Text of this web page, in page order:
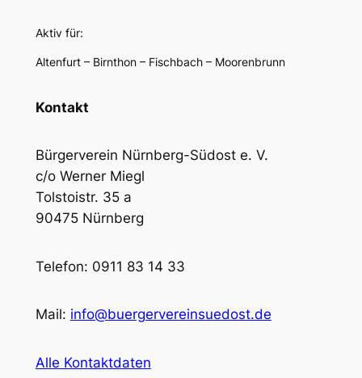
Aktiv für:
Altenfurt – Birnthon – Fischbach – Moorenbrunn
Kontakt
Bürgerverein Nürnberg-Südost e. V.
c/o Werner Miegl
Tolstoistr. 35 a
90475 Nürnberg
Telefon: 0911 83 14 33
Mail: info@buergervereinsuedost.de
Alle Kontaktdaten